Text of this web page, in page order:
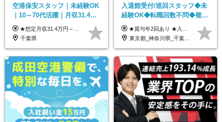
空港保安スタッフ｜未経験OK
｜10～70代活躍｜月収31.4万
&賞与年2回｜家族・住宅手当
｜光熱費0円の単身寮
★想定月収31.4万円～＋賞与年2回（59万円以上） ★入社お祝い金15万円支給 ★水道+光熱費無料の家賃がリーズナブルな社員寮(単身寮)あり！ 月給24万5000円以上(基本給21万1000円＋業務別手当35,000円)＋賞与年2回（賞与支給額：59万円以上を想定）＋残業代全額 ※みなし残業なし！残業代は全額支給します。 ※資格手当・深夜手当など、様々な手当をご用意しています。 ※入社お祝い金は１か月経過後、3ヶ月経過後、6ヶ月経過後に各5万円ずつ給与に加算して支給いたします。 ※指定の検定資格をお持ちの方には別途手当を支給します。入社後に取得した場合は給与に加算し支給します。 ・施設警備 1級7,000円 2級4,000円 ・交通誘導 1級7,000円 2級4,000円 ・雑踏警備 1級7,000円 2級4,000円 など
千葉県
入退館受付/巡回スタッフ◆未
経験OK◆転職回数不問◆複数
勤務地で募集中◆ブランクあ
りOK◆室内業務がメイン
★賞与年2回あり ★入社祝い金3万円支給 ★出産祝い金や育児支援金などの手当も充実！ ≪給与モデル≫ 【東京】基本給27万2780円/月給＋時間外手当（25h） 【愛知】基本給25万4990円/月給＋時間外手当（25h） 【大阪】基本給25万4990円/月給＋時間外手当（25h） 【福岡】基本給23万7200円/月給＋時間外手当（25h） -------------- ▽各地の給与は下記をご確認ください！ ■北海道 月給20万円～ ■東北 月給20万円～ ■北関東 埼玉／月給22万5000円～ 茨城・群馬・新潟／月給20万円～ ■南関東 東京・神奈川／月給23万円～ 千葉／月給22万5000円～ 山梨／月給20万円～ ■中部 愛知／月給21万5000円～ 長野・岐阜・三重／月給20万円～ ■関西 大阪／月給21万5000円～ 京都・兵庫／月給21万円～ 滋賀・奈良／月給20万円～ ■中四国 岡山・山口・四国・広島／月給20万円～ ■九州 福岡・鹿児島・長崎／月給20万円～
東京都_神奈川県_千葉県_北海道_福島県_長野県_岐阜県_三重県_京都府_福岡県